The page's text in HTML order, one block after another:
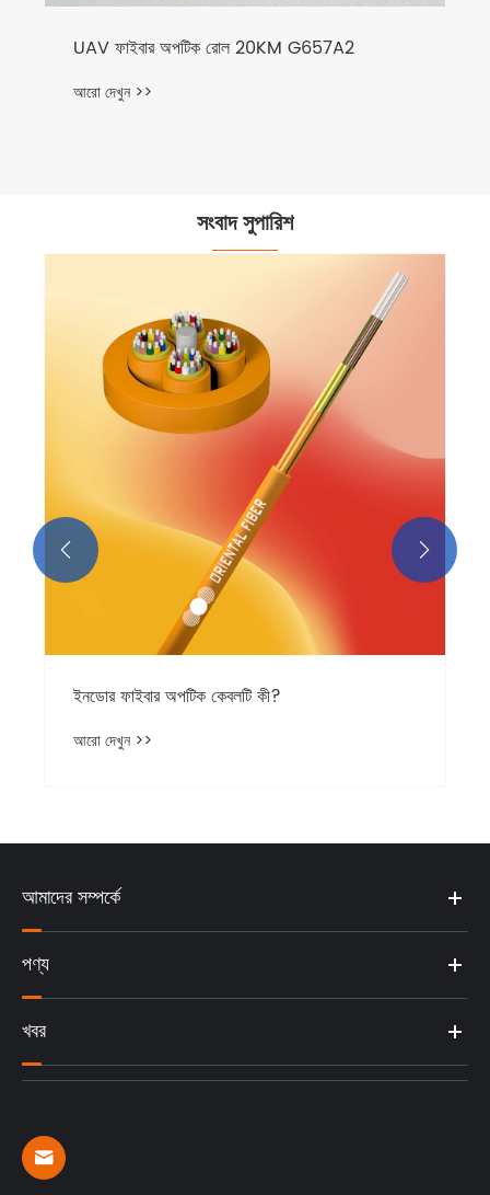
UAV ফাইবার অপটিক রোল 20KM G657A2
আরো দেখুন >>
সংবাদ সুপারিশ
ইনডোর ফাইবার অপটিক কেবলটি কী?
আরো দেখুন >>
 
আমাদের সম্পর্কে
পণ্য
খবর
